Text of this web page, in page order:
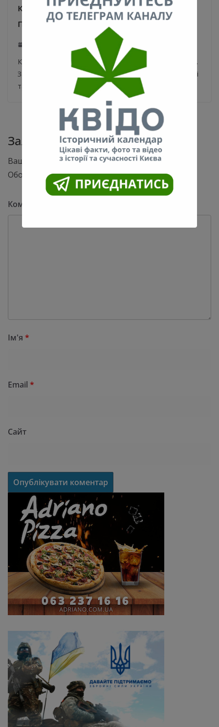
карантин: в транспорт лише за
перепусткою
Київ із 5 квітня запроваджує більш суворі обмеження.
Заява Кличка. У зв’язку зі зростанням захворюваності
та смертності від коронавірусу Київ
Залишити відповідь
Ваша e-mail адреса не оприлюднюватиметься.
Обов’язкові поля позначені*
Коментар
Ім'я *
Email *
Сайт